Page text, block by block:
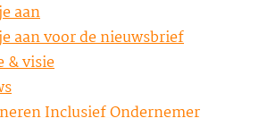
aan
aan voor de nieuwsbrief
& visie
Inclusief Ondernemer